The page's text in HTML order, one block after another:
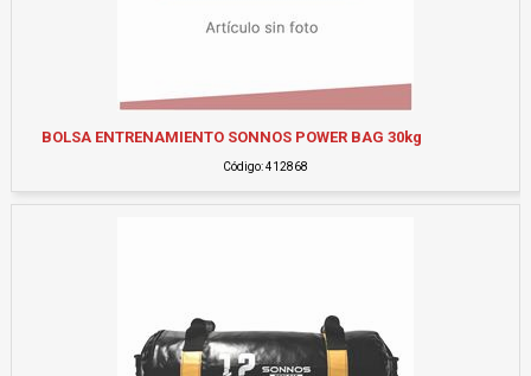
BOLSA ENTRENAMIENTO SONNOS POWER BAG 30kg
Código: 412868